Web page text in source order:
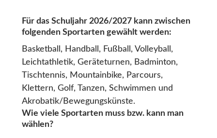
Für das Schuljahr 2026/2027 kann zwischen
folgenden Sportarten gewählt werden:
Basketball, Handball, Fußball, Volleyball,
Leichtathletik, Geräteturnen, Badminton,
Tischtennis, Mountainbike, Parcours,
Klettern, Golf, Tanzen, Schwimmen und
Akrobatik/Bewegungskünste.
Wie viele Sportarten muss bzw. kann man
wählen?